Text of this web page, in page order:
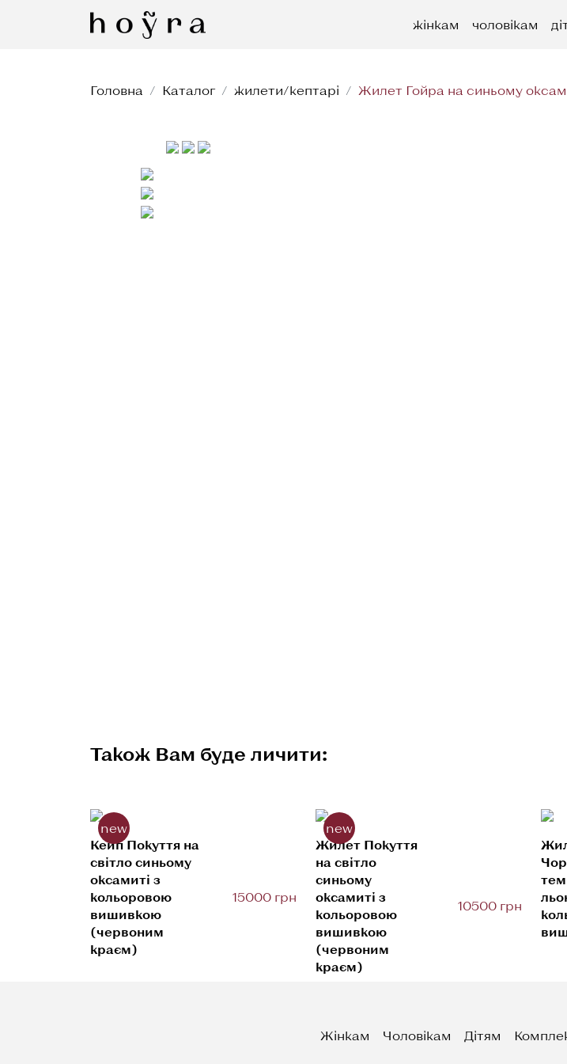
жінкам чоловікам
Головна Каталог жилети/кептарі Жилет Гойра на синьому
Також Вам буде личити:
Кейп Покуття на
світло синьому
оксамиті з
кольоровою
вишивкою
(червоним
краєм)
15000 грн
new
Жилет Покуття
на світло
синьому
оксамиті з
кольоровою
вишивкою
(червоним
краєм)
10500 грн
new
Жінкам Чоловікам Дітям